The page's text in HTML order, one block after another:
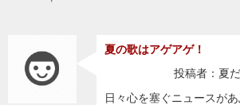
夏の歌はアゲアゲ！
投稿者：夏
日々心を塞ぐニュースが